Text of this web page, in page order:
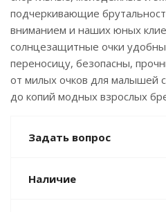
подчеркивающие
вниманием и наших юных
солнцезащитные очки
переносицу, безопасны,
от милых очков для малышей
до копий модных взрослых
Задать вопрос
Наличие